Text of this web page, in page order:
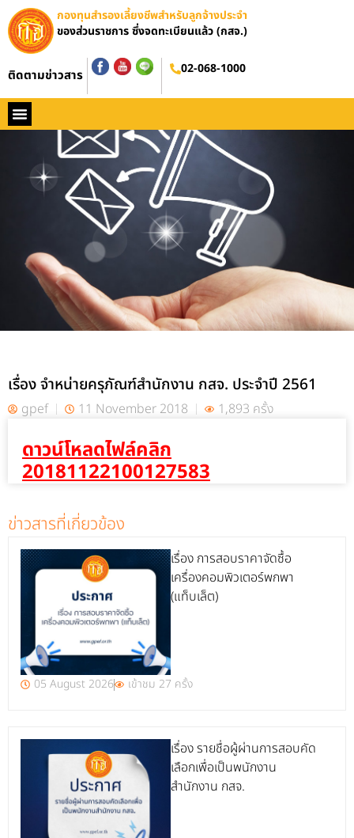
กองทุนสำรองเลี้ยงชีพสำหรับลูกจ้างประจำ
ของส่วนราชการ ซึ่งจดทะเบียนแล้ว (กสจ.)
ติดตามข่าวสาร 02-068-1000
เรื่อง จำหน่ายครุภัณฑ์สำนักงาน กสจ. ประจำปี 2561
gpef 11 November 2018 1,893 ครั้ง
ดาวน์โหลดไฟล์คลิก
20181122100127583
ข่าวสารที่เกี่ยวข้อง
เรื่อง การสอบราคาจัดซื้อ
เครื่องคอมพิวเตอร์พกพา
(แท็บเล็ต)
05 August 2026 เข้าชม 27 ครั้ง
เรื่อง รายชื่อผู้ผ่านการสอบคัด
เลือกเพื่อเป็นพนักงาน
สำนักงาน กสจ.